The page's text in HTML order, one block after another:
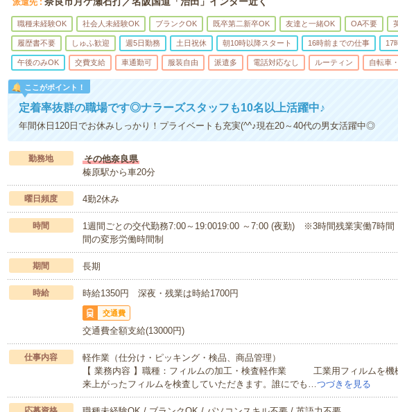
職種未経験OK 社会人未経験OK ブランクOK 既卒第二新卒OK 友達と一緒OK OA不要
履歴書不要 しゅふ歓迎 週5日勤務 土日祝休 朝10時以降スタート 16時前までの仕事 17
午後のみOK 交費支給 車通勤可 服装自由 派遣多 電話対応なし ルーティン 自転車
ここがポイント！
定着率抜群の職場です◎ナラーズスタッフも10名以上活躍中♪
年間休日120日でお休みしっかり！プライベートも充実(^^♪現在20～40代の男女活躍中◎
勤務地
その他奈良県
榛原駅から車20分
曜日頻度 4勤2休み
時間
1週間ごとの交代勤務7:00～19:0019:00 ～7:00 (夜勤) ※3時間残業実働7時
間の変形労働時間制
期間 長期
時給 時給1350円 深夜・残業は時給1700円
交通費
交通費全額支給(13000円)
仕事内容
軽作業（仕分け・ピッキング・検品、商品管理）
【 業務内容 】職種：フィルムの加工・検査軽作業 工業用フィルムを機
来上がったフィルムを検査していただきます。誰にでも… つづきを見る